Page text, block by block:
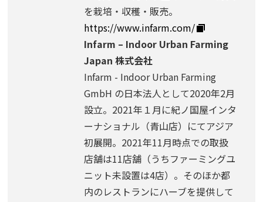
を栽培・収穫・販売。
https://www.infarm.com/
Infarm – Indoor Urban Farming
Japan 株式会社
Infarm - Indoor Urban Farming
GmbH の日本法人として2020年2月
設立。2021年１月に紀ノ国屋インタ
ーナショナル（青山店）にてアジア
初展開。2021年11月時点での取扱
店舗は11店舗（うちファーミングユ
ニット未設置は4店）。そのほか都
内のレストランにハーブを提供して